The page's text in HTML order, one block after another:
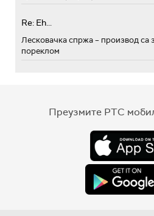
Re: Eh...
Лесковачка спржа – производ са
пореклом
Преузмите РТС